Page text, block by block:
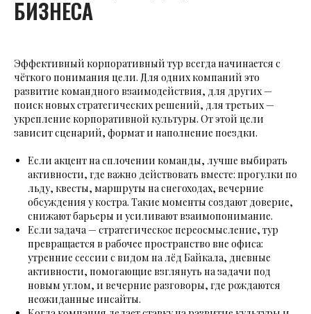
БИЗНЕСА
Эффективный корпоративный тур всегда начинается с
чёткого понимания цели. Для одних компаний это
развитие командного взаимодействия, для других —
поиск новых стратегических решений, для третьих —
укрепление корпоративной культуры. От этой цели
зависит сценарий, формат и наполнение поездки.
Если акцент на сплочении команды, лучше выбирать
активности, где важно действовать вместе: прогулки по
льду, квесты, маршруты на снегоходах, вечерние
обсуждения у костра. Такие моменты создают доверие,
снижают барьеры и усиливают взаимопонимание.
Если задача — стратегическое переосмысление, тур
превращается в рабочее пространство вне офиса:
утренние сессии с видом на лёд Байкала, дневные
активности, помогающие взглянуть на задачи под
новым углом, и вечерние разговоры, где рождаются
неожиданные инсайты.